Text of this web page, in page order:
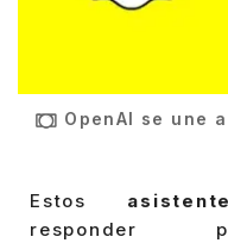
OpenAI se une
Estos
responder